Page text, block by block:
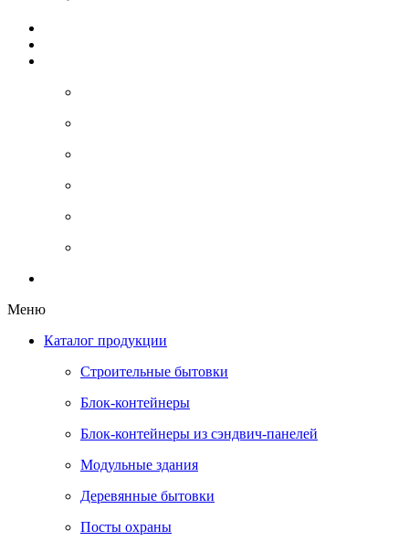
Меню
Каталог продукции
Строительные бытовки
Блок-контейнеры
Блок-контейнеры из сэндвич-панелей
Модульные здания
Деревянные бытовки
Посты охраны